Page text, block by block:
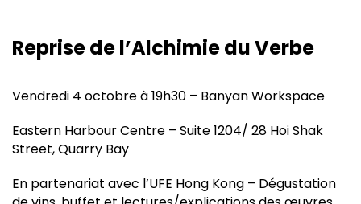
Reprise de l’Alchimie du Verbe
Vendredi 4 octobre à 19h30 – Banyan Workspace
Eastern Harbour Centre – Suite 1204/ 28 Hoi Shak
Street, Quarry Bay
En partenariat avec l’UFE Hong Kong – Dégustation